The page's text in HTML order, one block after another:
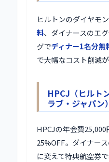
ヒルトンのダイヤモ
料、ダイナースのエ
グでディナー1名分無
で大幅なコスト削減が
HPCJ（ヒルト
ラブ・ジャパン
HPCJの年会費
25%OFF。ダイナー
に変えて特典航空券